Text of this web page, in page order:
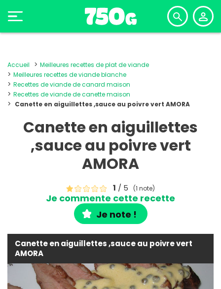
Accueil
Meilleures recettes de plat de viande
Meilleures recettes de viande blanche
Recettes de viande de canard maison
Recettes de viande de canette maison
Canette en aiguillettes ,sauce au poivre vert AMORA
Canette en aiguillettes
,sauce au poivre vert
AMORA
1 / 5 (1 note)
Je commente cette recette
Je note !
Canette en aiguillettes ,sauce au poivre vert
AMORA